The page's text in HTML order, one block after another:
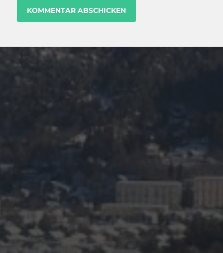
FEBRUAR 23, 2024
TAG 5